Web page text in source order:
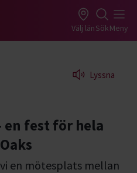
Välj länSökMeny
Lyssna
fest för hela
en mötesplats mellan